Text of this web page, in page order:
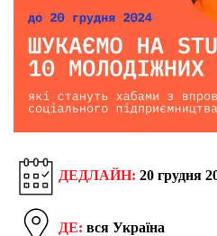
ДЕДЛАЙН: 20 грудня
ДЕ: вся Україна